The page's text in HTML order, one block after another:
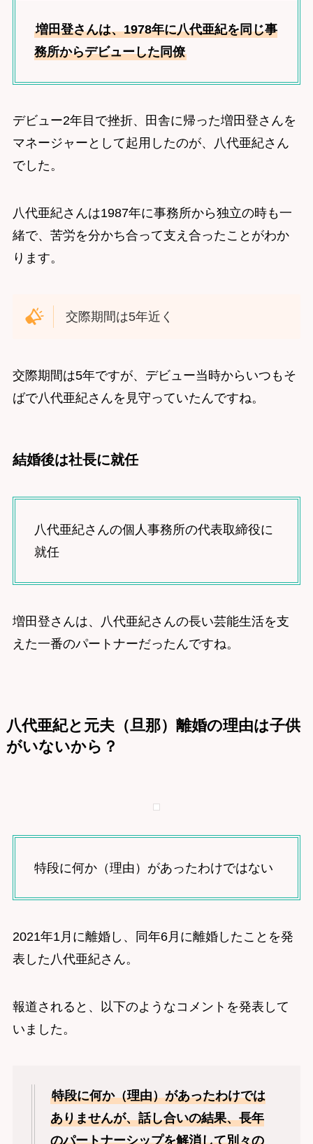
増田登さんは、1978年に八代亜紀を同じ事
務所からデビューした同僚
デビュー2年目で挫折、田舎に帰った増田登さんを
マネージャーとして起用したのが、八代亜紀さん
でした。
八代亜紀さんは1987年に事務所から独立の時も一
緒で、苦労を分かち合って支え合ったことがわか
ります。
交際期間は5年近く
交際期間は5年ですが、デビュー当時からいつもそ
ばで八代亜紀さんを見守っていたんですね。
結婚後は社長に就任
八代亜紀さんの個人事務所の代表取締役に
就任
増田登さんは、八代亜紀さんの長い芸能生活を支
えた一番のパートナーだったんですね。
八代亜紀と元夫（旦那）離婚の理由は子供
がいないから？
特段に何か（理由）があったわけではない
2021年1月に離婚し、同年6月に離婚したことを発
表した八代亜紀さん。
報道されると、以下のようなコメントを発表して
いました。
特段に何か（理由）があったわけでは
ありませんが、話し合いの結果、長年
のパートナーシップを解消して別々の